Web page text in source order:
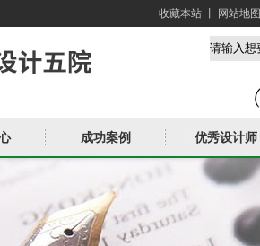
收藏本站 网站地图
成功案例 优秀设计师